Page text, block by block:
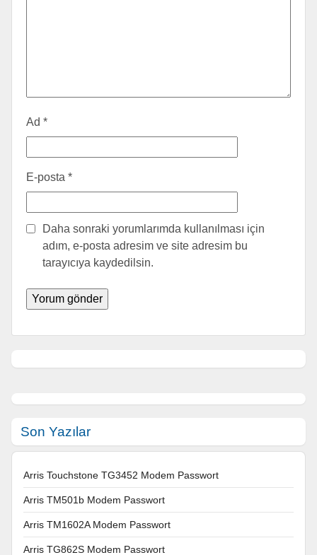
Ad *
E-posta *
Daha sonraki yorumlarımda kullanılması için
adım, e-posta adresim ve site adresim bu
tarayıcıya kaydedilsin.
Son Yazılar
Arris Touchstone TG3452 Modem Passwort
Arris TM501b Modem Passwort
Arris TM1602A Modem Passwort
Arris TG862S Modem Passwort